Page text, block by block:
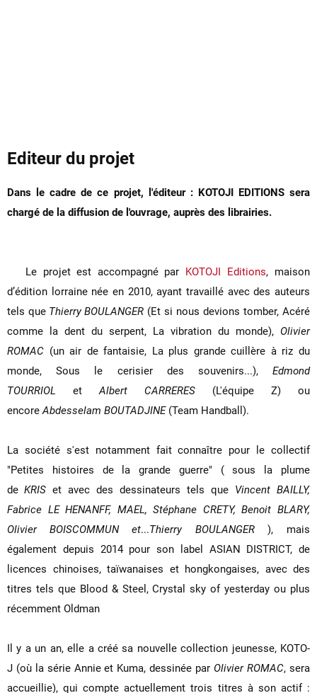
Editeur du projet
Dans le cadre de ce projet, l'éditeur : KOTOJI EDITIONS sera
chargé de la diffusion de l'ouvrage, auprès des librairies.
Le projet est accompagné par KOTOJI Editions, maison
d’édition lorraine née en 2010, ayant travaillé avec des auteurs
tels que Thierry BOULANGER (Et si nous devions tomber, Acéré
comme la dent du serpent, La vibration du monde), Olivier
ROMAC (un air de fantaisie, La plus grande cuillère à riz du
monde, Sous le cerisier des souvenirs...), Edmond
TOURRIOL etAlbert CARRERES (L'équipe Z) ou
encoreAbdesselam BOUTADJINE(Team Handball).
La société s'est notamment fait connaître pour le collectif
"Petites histoires de la grande guerre" ( sous la plume
de KRIS et avec des dessinateurs tels que Vincent BAILLY,
Fabrice LE HENANFF, MAEL, Stéphane CRETY, Benoit BLARY,
Olivier BOISCOMMUN et...Thierry BOULANGER ), mais
également depuis 2014 pour son label ASIAN DISTRICT, de
licences chinoises, taïwanaises et hongkongaises, avec des
titres tels que Blood & Steel, Crystal sky of yesterday ou plus
récemment Oldman
Il y a un an, elle a créé sa nouvelle collection jeunesse, KOTO-
J (où la série Annie et Kuma, dessinée par Olivier ROMAC, sera
accueillie), qui compte actuellement trois titres à son actif :